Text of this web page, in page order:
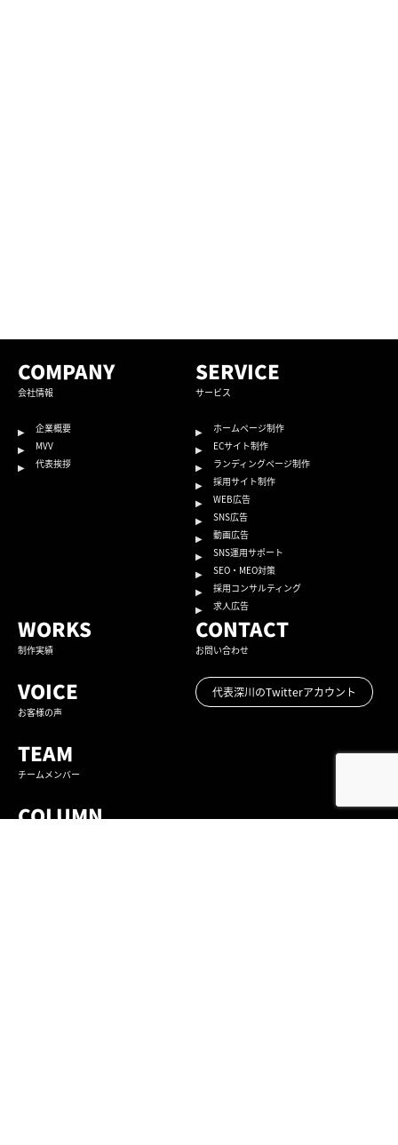
COMPANY
会社情報
企業概要
MVV
代表挨拶
SERVICE
サービス
ホームページ制作
ECサイト制作
ランディングページ制作
採用サイト制作
WEB広告
SNS広告
動画広告
SNS運用サポート
SEO・MEO対策
採用コンサルティング
求人広告
WORKS
制作実績
VOICE
お客様の声
TEAM
チームメンバー
COLUMN
CONTACT
お問い合わせ
代表深川のTwitterアカウント